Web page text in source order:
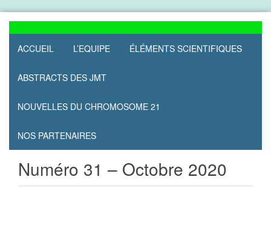
contentACCUEIL L’EQUIPE ÉLÉMENTS SCIENTIFIQUES
ABSTRACTS DES JMT
NOUVELLES DU CHROMOSOME 21
NOS PARTENAIRES
Numéro 31 – Octobre 2020